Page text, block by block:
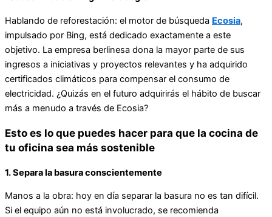
Hablando de reforestación: el motor de búsqueda Ecosia,
impulsado por Bing, está dedicado exactamente a este
objetivo. La empresa berlinesa dona la mayor parte de sus
ingresos a iniciativas y proyectos relevantes y ha adquirido
certificados climáticos para compensar el consumo de
electricidad. ¿Quizás en el futuro adquirirás el hábito de buscar
más a menudo a través de Ecosia?
Esto es lo que puedes hacer para que la cocina de
tu oficina sea más sostenible
1. Separa la basura conscientemente
Manos a la obra: hoy en día separar la basura no es tan difícil.
Si el equipo aún no está involucrado, se recomienda